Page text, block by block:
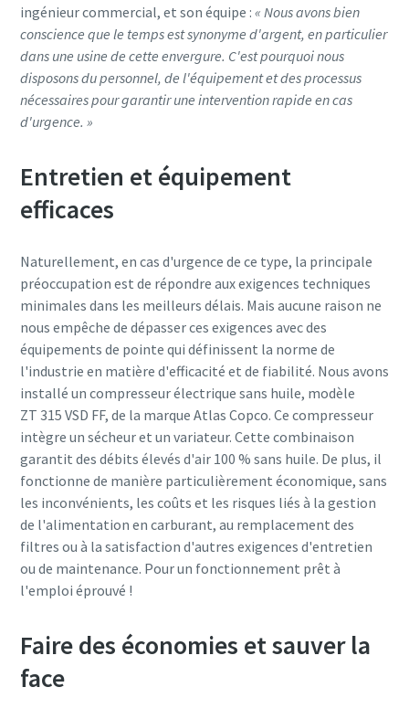
ingénieur commercial, et son équipe : « Nous avons bien
conscience que le temps est synonyme d'argent, en particulier
dans une usine de cette envergure. C'est pourquoi nous
disposons du personnel, de l'équipement et des processus
nécessaires pour garantir une intervention rapide en cas
d'urgence. »
Entretien et équipement
efficaces
Naturellement, en cas d'urgence de ce type, la principale
préoccupation est de répondre aux exigences techniques
minimales dans les meilleurs délais. Mais aucune raison ne
nous empêche de dépasser ces exigences avec des
équipements de pointe qui définissent la norme de
l'industrie en matière d'efficacité et de fiabilité. Nous avons
installé un compresseur électrique sans huile, modèle
ZT 315 VSD FF, de la marque Atlas Copco. Ce compresseur
intègre un sécheur et un variateur. Cette combinaison
garantit des débits élevés d'air 100 % sans huile. De plus, il
fonctionne de manière particulièrement économique, sans
les inconvénients, les coûts et les risques liés à la gestion
de l'alimentation en carburant, au remplacement des
filtres ou à la satisfaction d'autres exigences d'entretien
ou de maintenance. Pour un fonctionnement prêt à
l'emploi éprouvé !
Faire des économies et sauver la
face